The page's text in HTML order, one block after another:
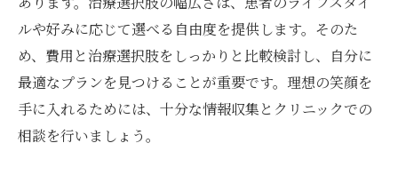
ルや好みに応じて選べる自由度を提供します。そのた
め、費用と治療選択肢をしっかりと比較検討し、自分に
最適なプランを見つけることが重要です。理想の笑顔を
手に入れるためには、十分な情報収集とクリニックでの
相談を行いましょう。